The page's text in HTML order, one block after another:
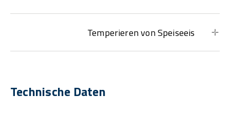
Temperieren von Speiseeis
Technische Daten